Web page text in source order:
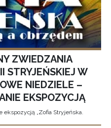
ZWIEDZANIA
STRYJEŃSKIEJ W
NIEDZIELE –
EKSPOZYCJĄ
„Zofia Stryjeńska.